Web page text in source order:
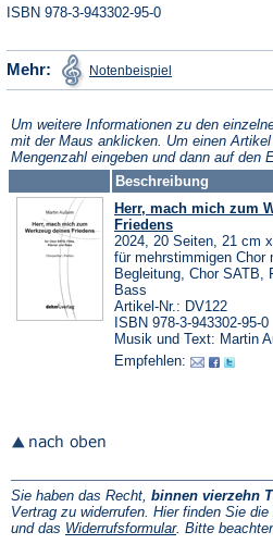
ISBN 978-3-943302-95-0
Mehr: Notenbeispiel in
einem
Tab)
Um weitere Informationen zu den
mit der Maus anklicken. Um einen
Mengenzahl eingeben und dann auf den
Beschreibung
Herr, mach mich zum
Friedens
2024, 20 Seiten, 21 cm
für mehrstimmigen Chor
Begleitung, Chor SATB,
Bass
Artikel-Nr.: DV122
ISBN 978-3-943302-95-0
Musik und Text: Martin
Empfehlen:
Sie haben das Recht, binnen vierzehn
Vertrag zu widerrufen. Hier finden Sie die
und das Widerrufsformular(Öffnet
. Bitte